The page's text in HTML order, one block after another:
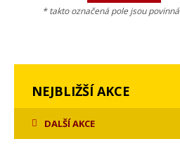
* takto označená pole jsou povinná
NEJBLIŽŠÍ AKCE
DALŠÍ AKCE